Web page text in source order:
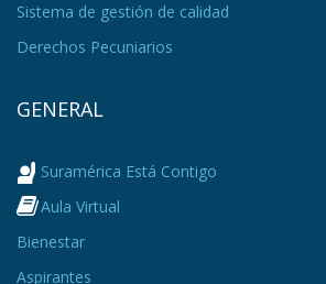
Sistema de gestión de calidad
Derechos Pecuniarios
GENERAL
Suramérica Está Contigo
Aula Virtual
Bienestar
Aspirantes